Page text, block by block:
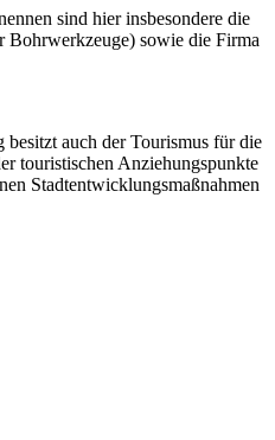
sind hier insbesondere die
sowie die Firma
auch der Tourismus für die
touristischen Anziehungspunkte
Stadtentwicklungsmaßnahmen